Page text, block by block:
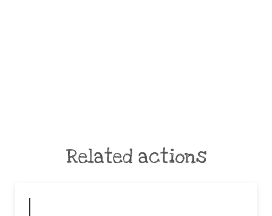
Related actions